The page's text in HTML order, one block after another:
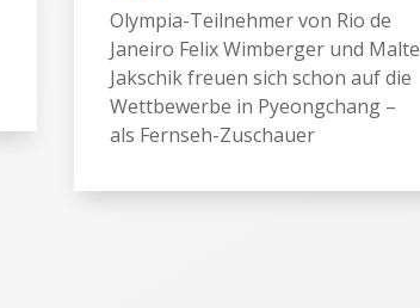
Olympia-Teilnehmer von Rio de
Janeiro Felix Wimberger und Malte
Jakschik freuen sich schon auf die
Wettbewerbe in Pyeongchang –
als Fernseh-Zuschauer